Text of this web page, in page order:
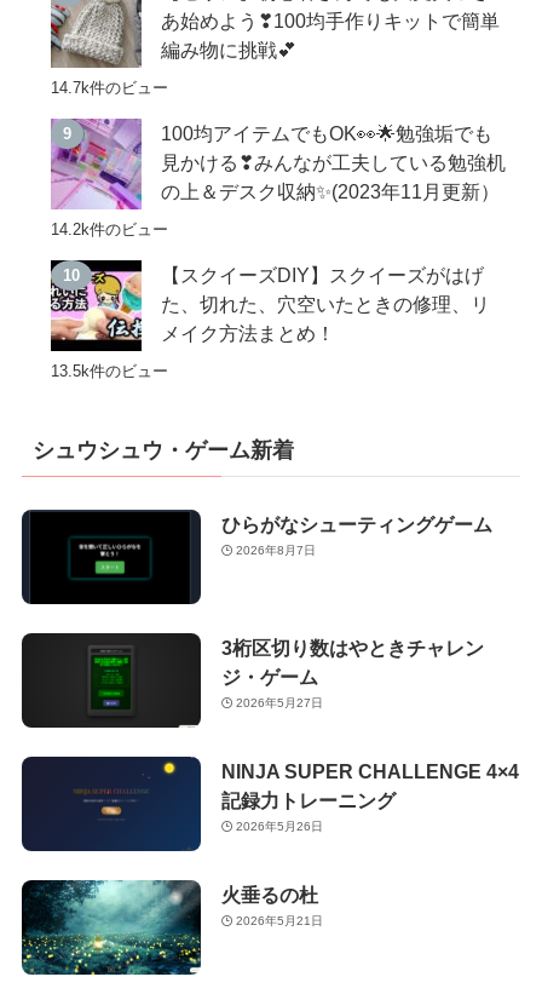
あ始めよう❣100均手作りキットで簡単
編み物に挑戦💕
14.7k件のビュー
100均アイテムでもOK👀🌟勉強垢でも
見かける❣みんなが工夫している勉強机
の上＆デスク収納✨(2023年11月更新）
14.2k件のビュー
【スクイーズDIY】スクイーズがはげ
た、切れた、穴空いたときの修理、リ
メイク方法まとめ！
13.5k件のビュー
シュウシュウ・ゲーム新着
ひらがなシューティングゲーム
2026年8月7日
3桁区切り数はやときチャレン
ジ・ゲーム
2026年5月27日
NINJA SUPER CHALLENGE 4×4
記録力トレーニング
2026年5月26日
火垂るの杜
2026年5月21日